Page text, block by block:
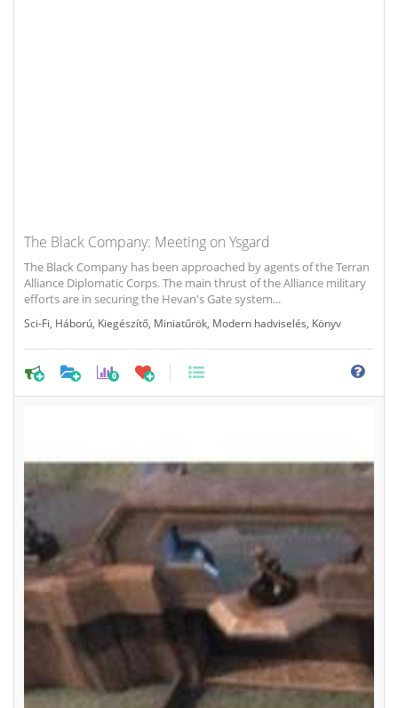
The Black Company: Meeting on Ysgard
The Black Company has been approached by agents of the Terran
Alliance Diplomatic Corps. The main thrust of the Alliance military
efforts are in securing the Hevan's Gate system...
Sci-Fi Háború Kiegészítő Miniatűrök Modern hadviselés Könyv
0